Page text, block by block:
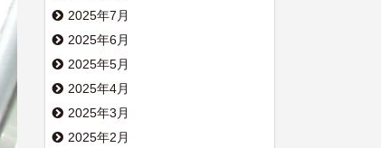
2025年7月
2025年6月
2025年5月
2025年4月
2025年3月
2025年2月